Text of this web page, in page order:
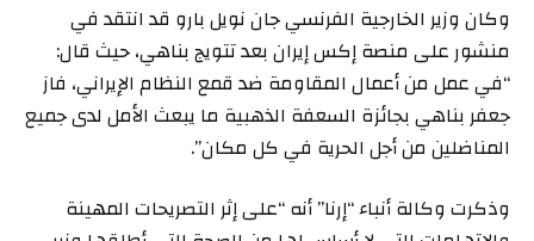
وكان وزير الخارجية الفرنسي جان نويل بارو قد انتقد في
منشور على منصة إكس إيران بعد تتويج بناهي، حيث قال:
“في عمل من أعمال المقاومة ضد قمع النظام الإيراني، فاز
جعفر بناهي بجائزة السعفة الذهبية ما يبعث الأمل لدى جميع
المناضلين من أجل الحرية في كل مكان”.
وذكرت وكالة أنباء “إرنا” أنه “على إثر التصريحات المهينة